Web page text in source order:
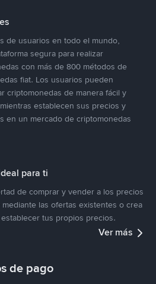
de usuarios en todo el mundo,
segura para realizar
con más de 800 métodos de
fiat. Los usuarios pueden
criptomonedas de manera fácil y
establecen sus precios y
en un mercado de criptomonedas
para ti
de comprar y vender a los precios
las ofertas existentes o crea
tus propios precios.
Ver más
de pago